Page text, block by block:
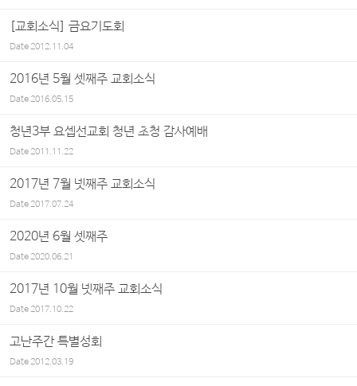
[교회소식] 금요기도회
Date2012.11.04
2016년 5월 셋째주 교회소식
Date2016.05.15
청년3부 요셉선교회 청년 초청 감사예배
Date2011.11.22
2017년 7월 넷째주 교회소식
Date2017.07.24
2020년 6월 셋째주
Date2020.06.21
2017년 10월 넷째주 교회소식
Date2017.10.22
고난주간 특별성회
Date2012.03.19